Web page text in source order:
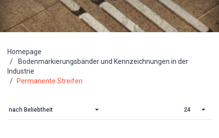
Homepage
Bodenmarkierungsbänder und Kennzeichnungen in der
Industrie
Permanente Streifen
nach Beliebtheit 24